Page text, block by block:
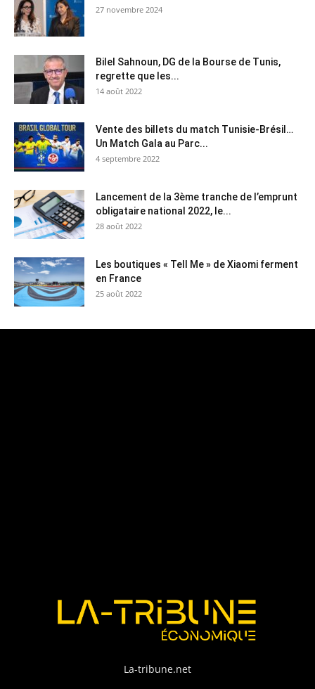
27 novembre 2024
Bilel Sahnoun, DG de la Bourse de Tunis,
regrette que les...
14 août 2022
Vente des billets du match Tunisie-Brésil…
Un Match Gala au Parc...
4 septembre 2022
Lancement de la 3ème tranche de l’emprunt
obligataire national 2022, le...
28 août 2022
Les boutiques « Tell Me » de Xiaomi ferment
en France
25 août 2022
La-tribune.net